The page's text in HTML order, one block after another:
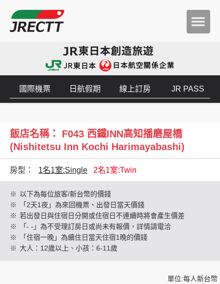
國際機票 日航假期 線上訂房 JR PASS
飯店名稱： F043 西鐵INN高知播磨屋橋
(Nishitetsu Inn Kochi Harimayabashi)
房型： 1名1室:Single 2名1室:Twin
※ 以下為每位旅客/新台幣的價錢
※
「2天1夜」為來回機票、出發日當天價錢
※ 若出發日與住宿日分開或住宿日不連續時將會產生價差
※
「- -」為不受理訂房日或尚未有報價，詳情請電洽
※
「住宿一晚」為續住日當天住宿1晚的價錢
※ 大人：12歲以上、小孩：6-11歲
單位:每人新台幣